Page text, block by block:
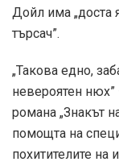
Дойл има „доста
търсач”.
„Такова едно,
невероятен нюх”
романа „Знакът
помощта на
похитителите